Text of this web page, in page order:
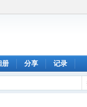
册 分享 记录